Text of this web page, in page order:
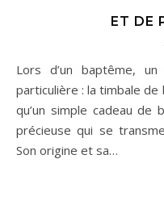
ET DE
Lors d’un baptême, un cadeau revêt une importance
particulière : la timbale
qu’un simple cadeau de
précieuse qui se
Son origine et sa…